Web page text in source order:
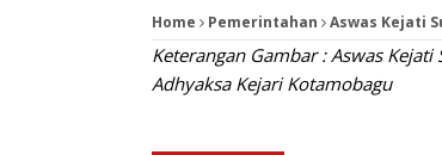
Home Pemerintahan Aswas Kejati
Keterangan Gambar : Aswas
Adhyaksa Kejari Kotamobagu